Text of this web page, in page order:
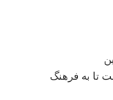
تا به فرهنگ